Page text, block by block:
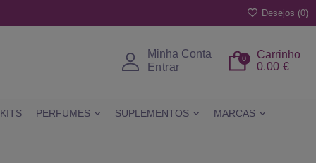
Desejos (0)
Minha Conta
Entrar
Carrinho
0
0.00 €
KITS PERFUMES SUPLEMENTOS MARCAS